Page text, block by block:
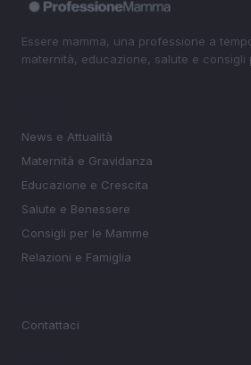
Essere mamma, una professione a
maternità, educazione, salute e consigli
News e Attualità
Maternità e Gravidanza
Educazione e Crescita
Salute e Benessere
Consigli per le Mamme
Relazioni e Famiglia
Contattaci